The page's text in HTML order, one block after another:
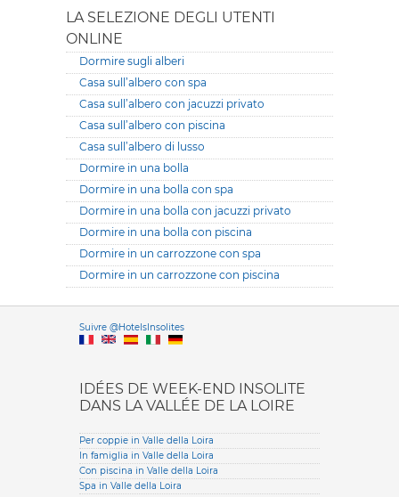
LA SELEZIONE DEGLI UTENTI
ONLINE
Dormire sugli alberi
Casa sull’albero con spa
Casa sull’albero con jacuzzi privato
Casa sull’albero con piscina
Casa sull’albero di lusso
Dormire in una bolla
Dormire in una bolla con spa
Dormire in una bolla con jacuzzi privato
Dormire in una bolla con piscina
Dormire in un carrozzone con spa
Dormire in un carrozzone con piscina
Suivre @HotelsInsolitesVersione
IDÉES DE WEEK-END INSOLITE
DANS LA VALLÉE DE LA LOIRE
Per coppie in Valle della Loira
In famiglia in Valle della Loira
Con piscina in Valle della Loira
Spa in Valle della Loira